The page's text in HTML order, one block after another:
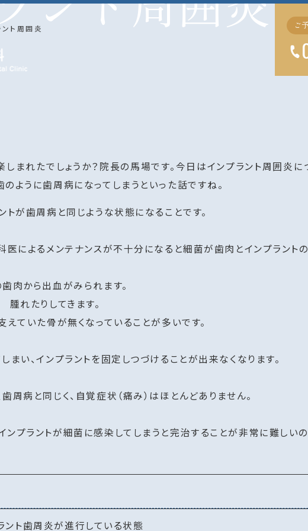
ご
ント周囲炎
まれたでしょうか？院長の馬場です。今日はインプラント周囲炎に
ように歯周病になってしまうといった話ですね。
トが歯周病と同じような状態になることです。
医によるメンテナンスが不十分になると細菌が歯肉とインプラント
肉から出血がみられます。
れたりしてきます。
えていた骨が無くなっていることが多いです。
まい、インプラントを固定しつづけることが出来なくなります。
周病と同じく、自覚症状（痛み）はほとんどありません。
プラントが細菌に感染してしまうと完治することが非常に難しいの
ント歯周炎が進行している状態